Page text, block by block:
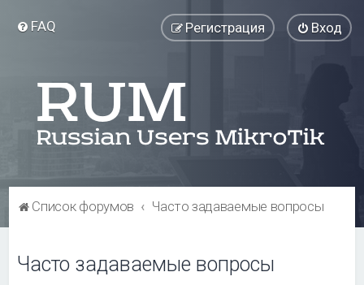
FAQ Вход
Регистрация
Список форумов Часто задаваемые вопросы
Часто задаваемые вопросы